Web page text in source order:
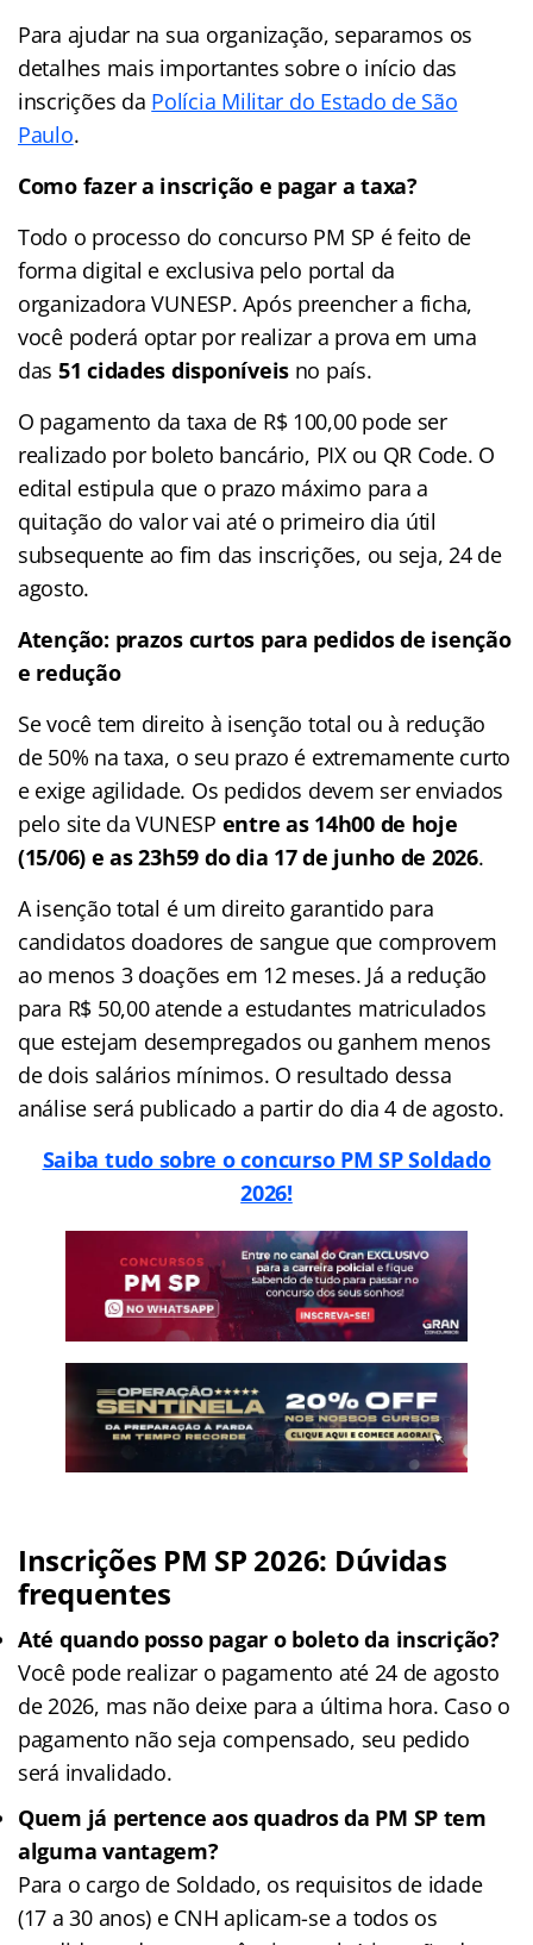
Para ajudar na sua organização, separamos os
detalhes mais importantes sobre o início das
inscrições da Polícia Militar do Estado de São
Paulo.
Como fazer a inscrição e pagar a taxa?
Todo o processo do concurso PM SP é feito de
forma digital e exclusiva pelo portal da
organizadora VUNESP. Após preencher a ficha,
você poderá optar por realizar a prova em uma
das 51 cidades disponíveisno país.
O pagamento da taxa de R$ 100,00 pode ser
realizado por boleto bancário, PIX ou QR Code. O
edital estipula que o prazo máximo para a
quitação do valor vai até o primeiro dia útil
subsequente ao fim das inscrições, ou seja, 24 de
agosto.
Atenção: prazos curtos para pedidos de isenção
e redução
Se você tem direito à isenção total ou à redução
de 50% na taxa, o seu prazo é extremamente curto
e exige agilidade. Os pedidos devem ser enviados
pelo site da VUNESP entre as 14h00 de hoje
(15/06) e as 23h59 do dia 17 de junho de 2026.
A isenção total é um direito garantido para
candidatos doadores de sangue que comprovem
ao menos 3 doações em 12 meses. Já a redução
para R$ 50,00 atende a estudantes matriculados
que estejam desempregados ou ganhem menos
de dois salários mínimos. O resultado dessa
análise será publicado a partir do dia 4 de agosto.
Saiba tudo sobre o concurso PM SP Soldado
2026!
Inscrições PM SP 2026: Dúvidas
frequentes
Até quando posso pagar o boleto da inscrição?
Você pode realizar o pagamento até 24 de agosto
de 2026, mas não deixe para a última hora. Caso o
pagamento não seja compensado, seu pedido
será invalidado.
Quem já pertence aos quadros da PM SP tem
alguma vantagem?
Para o cargo de Soldado, os requisitos de idade
(17 a 30 anos) e CNH aplicam-se a todos os